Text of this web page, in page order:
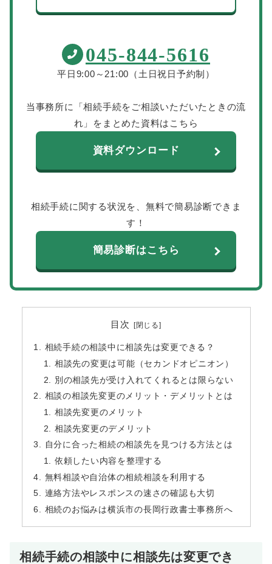
045-844-5616
平日9:00～21:00（土日祝日予約制）
当事務所に「相続手続をご相談いただいたときの流
れ」をまとめた資料はこちら
資料ダウンロード
相続手続に関する状況を、無料で簡易診断できま
す！
簡易診断はこちら
目次
相続手続の相談中に相談先は変更できる？
相談先の変更は可能（セカンドオピニオン）
別の相談先が受け入れてくれるとは限らない
相談の相談先変更のメリット・デメリットとは
相談先変更のメリット
相談先変更のデメリット
自分に合った相続の相談先を見つける方法とは
依頼したい内容を整理する
無料相談や自治体の相続相談を利用する
連絡方法やレスポンスの速さの確認も大切
相続のお悩みは横浜市の長岡行政書士事務所へ
相続手続の相談中に相談先は変更でき